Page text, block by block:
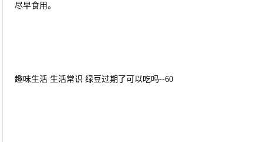
尽早食用。
趣味生活 生活常识 绿豆过期了可以吃吗--60